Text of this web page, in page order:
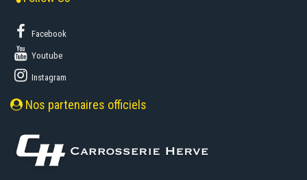
Facebook
Youtube
Instagram
Nos partenaires officiels